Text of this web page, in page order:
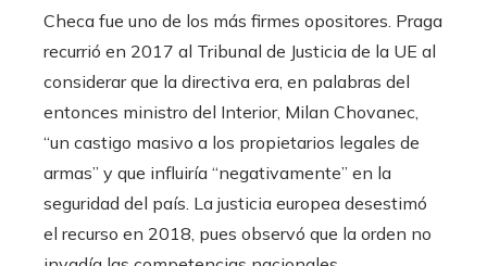
Checa fue uno de los más firmes opositores. Praga
recurrió en 2017 al Tribunal de Justicia de la UE al
considerar que la directiva era, en palabras del
entonces ministro del Interior, Milan Chovanec,
“un castigo masivo a los propietarios legales de
armas” y que influiría “negativamente” en la
seguridad del país. La justicia europea desestimó
el recurso en 2018, pues observó que la orden no